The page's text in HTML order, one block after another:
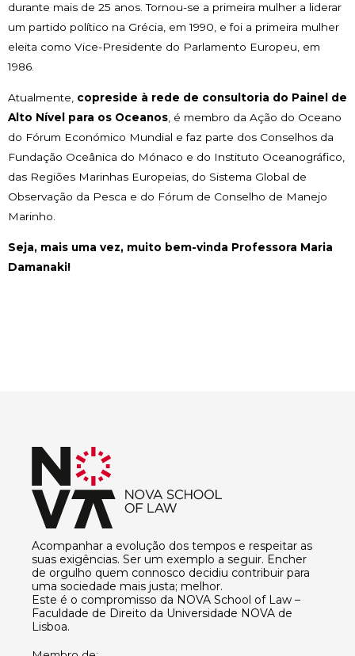
durante mais de 25 anos. Tornou-se a primeira mulher a liderar
um partido político na Grécia, em 1990, e foi a primeira mulher
eleita como Vice-Presidente do Parlamento Europeu, em
1986.
Atualmente, copreside à rede de consultoria do Painel de
Alto Nível para os Oceanos , é membro da Ação do Oceano
do Fórum Económico Mundial e faz parte dos Conselhos da
Fundação Oceânica do Mónaco e do Instituto Oceanográfico,
das Regiões Marinhas Europeias, do Sistema Global de
Observação da Pesca e do Fórum de Conselho de Manejo
Marinho.
Seja, mais uma vez, muito bem-vinda Professora Maria
Damanaki!
Acompanhar a evolução dos tempos e respeitar as
suas exigências. Ser um exemplo a seguir. Encher
de orgulho quem connosco decidiu contribuir para
uma sociedade mais justa; melhor.
Este é o compromisso da NOVA School of Law –
Faculdade de Direito da Universidade NOVA de
Lisboa.